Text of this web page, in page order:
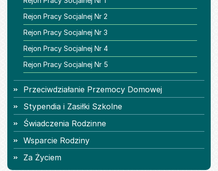
Rejon Pracy Socjalnej Nr 2
Rejon Pracy Socjalnej Nr 3
Rejon Pracy Socjalnej Nr 4
Rejon Pracy Socjalnej Nr 5
Przeciwdziałanie Przemocy Domowej
Stypendia i Zasiłki Szkolne
Świadczenia Rodzinne
Wsparcie Rodziny
Za Życiem